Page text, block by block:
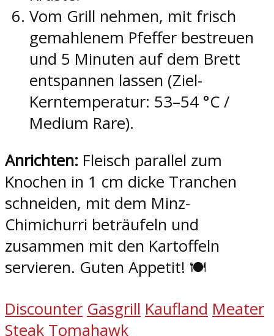
Vom Grill nehmen, mit frisch
gemahlenem Pfeffer bestreuen
und 5 Minuten auf dem Brett
entspannen lassen (Ziel-
Kerntemperatur: 53–54 °C /
Medium Rare).
Anrichten: Fleisch parallel zum
Knochen in 1 cm dicke Tranchen
schneiden, mit dem Minz-
Chimichurri beträufeln und
zusammen mit den Kartoffeln
servieren. Guten Appetit! 🍽️
Discounter Gasgrill Kaufland Meater
Steak Tomahawk